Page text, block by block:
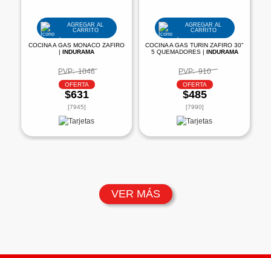
AGREGAR AL
CARRITO
COCINA A GAS MONACO ZAFIRO
| INDURAMA
PVP: 1046
OFERTA
$631
[7945]
AGREGAR AL
CARRITO
COCINA A GAS TURIN ZAFIRO 30"
5 QUEMADORES | INDURAMA
PVP: 910
OFERTA
$485
[7990]
VER MÁS